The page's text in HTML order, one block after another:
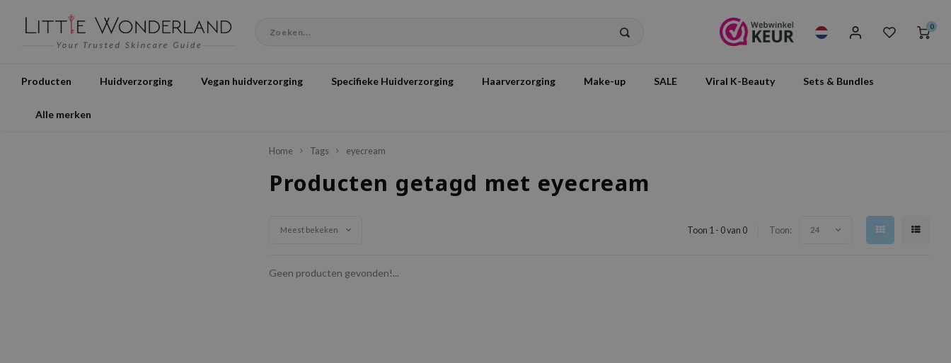
0
Producten Huidverzorging Vegan huidverzorging Specifieke Huidverzorging Haarverzorging Make-up SALE Viral K-Beauty Sets & Bundles
Alle merken
Home Tags eyecream
Producten getagd met eyecream
Meest bekeken Toon 1 - 0 van 0 Toon: 24
Geen producten gevonden!...